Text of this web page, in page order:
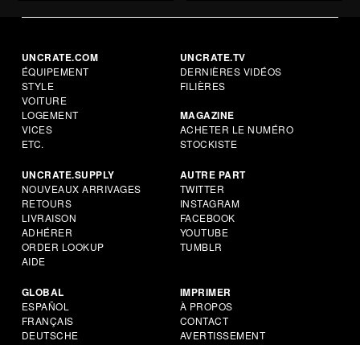
UNCRATE.COM
ÉQUIPEMENT
STYLE
VOITURE
LOGEMENT
VICES
ETC.
UNCRATE.TV
DERNIÈRES VIDÉOS
FILIÈRES
MAGAZINE
ACHETER LE NUMÉRO
STOCKISTE
UNCRATE.SUPPLY
NOUVEAUX ARRIVAGES
RETOURS
LIVRAISON
ADHÉRER
ORDER LOOKUP
AIDE
AUTRE PART
TWITTER
INSTAGRAM
FACEBOOK
YOUTUBE
TUMBLR
GLOBAL
ESPAÑOL
FRANÇAIS
DEUTSCHE
IMPRIMER
À PROPOS
CONTACT
AVERTISSEMENT